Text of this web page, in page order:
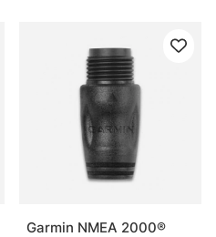
Garmin NMEA 2000®